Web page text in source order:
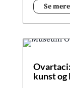
Se
kunst og